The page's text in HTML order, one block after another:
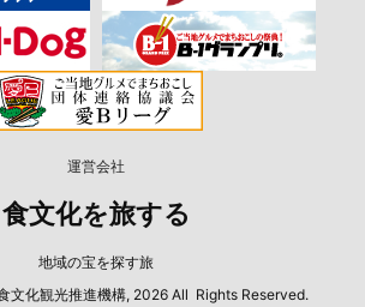
運営会社
食文化を旅する
地域の宝を探す旅
文化観光推進機構, 2026 All Rights Reserved.